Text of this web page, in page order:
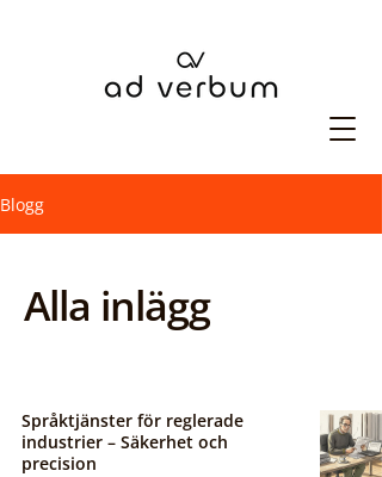
Blogg
Alla inlägg
Språktjänster för reglerade
industrier – Säkerhet och
precision